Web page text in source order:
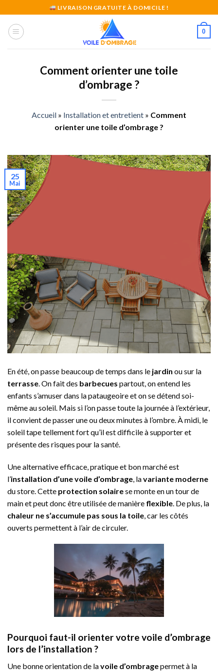
to
content
LIVRAISON GRATUITE À DOMICILE !
0
Comment orienter une toile
d’ombrage ?
Accueil » Installation et entretient » Comment
orienter une toile d’ombrage ?
25
Mai
En été, on passe beaucoup de temps dans le jardin ou sur la
terrasse. On fait des barbecues partout, on entend les
enfants s’amuser dans la pataugeoire et on se détend soi-
même au soleil. Mais si l’on passe toute la journée à l’extérieur,
il convient de passer une ou deux minutes à l’ombre. À midi, le
soleil tape tellement fort qu’il est difficile à supporter et
présente des risques pour la santé.
Une alternative efficace, pratique et bon marché est
l’installation d’une voile d’ombrage, lavariante moderne
du store. Cette protection solairese monte en un tour de
main et peut donc être utilisée de manière flexible. De plus, la
chaleur ne s’accumule pas sous la toile, car les côtés
ouverts permettent à l’air de circuler.
Pourquoi faut-il orienter votre voile d’ombrage
lors de l’installation ?
Une bonne orientation de lavoile d’ombragepermet à la